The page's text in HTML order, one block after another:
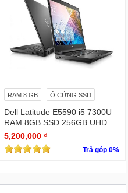
RAM 8 GB Ổ CỨNG SSD
Dell Latitude E5590 i5 7300U
RAM 8GB SSD 256GB UHD Gr
aphics 620 15.6 INCH FHD
5,200,000 ₫
Trả góp 0%